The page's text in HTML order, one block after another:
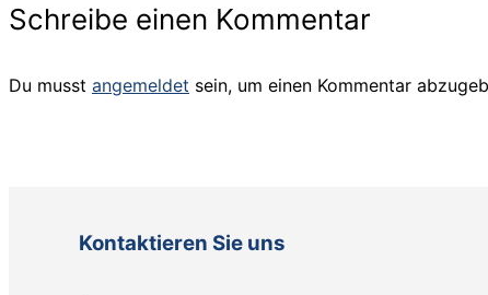
Schreibe einen Kommentar
Du musst angemeldet sein, um einen Kommentar
Kontaktieren Sie uns